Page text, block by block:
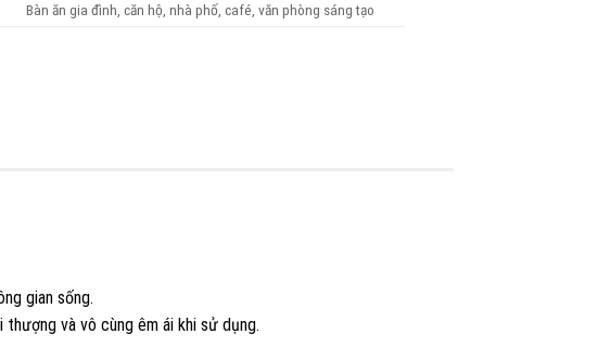
Bàn ăn gia đình, căn hộ, nhà phố, café, văn phòng sáng tạo
gian sống.
và vô cùng êm ái khi sử dụng.